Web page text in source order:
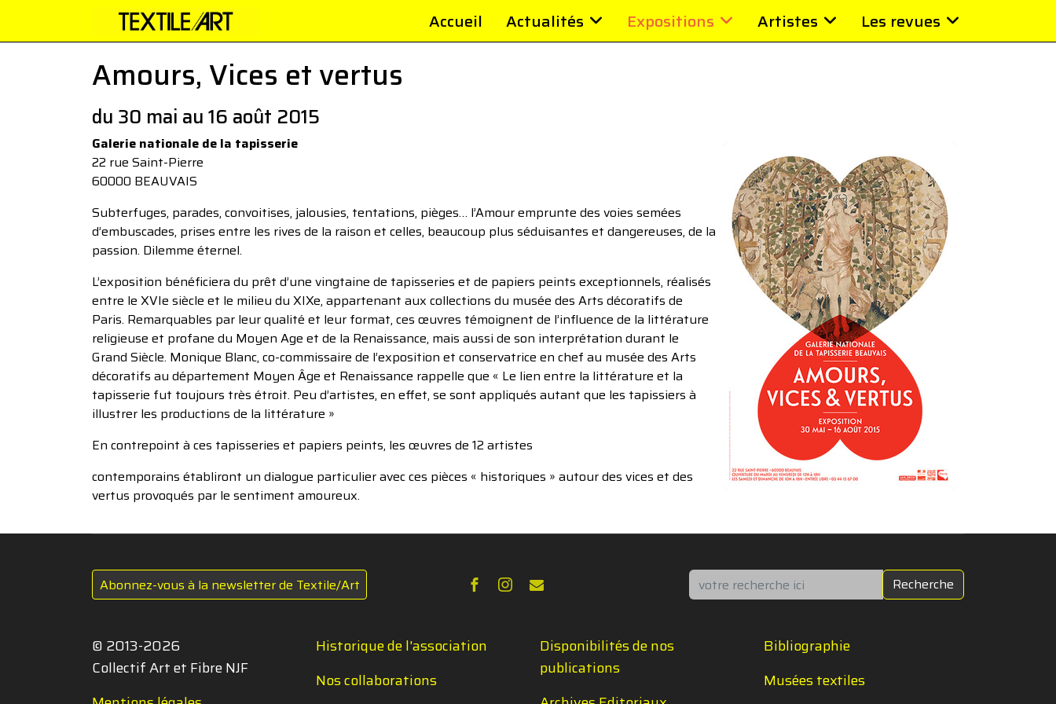
Accueil Actualités Expositions Artistes Les revues
Amours, Vices et vertus
du 30 mai au 16 août 2015
Galerie nationale de la tapisserie
22 rue Saint-Pierre
60000 BEAUVAIS
Subterfuges, parades, convoitises, jalousies, tentations, pièges… l’Amour emprunte des voies semées
d’embuscades, prises entre les rives de la raison et celles, beaucoup plus séduisantes et dangereuses, de la
passion. Dilemme éternel.
L’exposition bénéficiera du prêt d’une vingtaine de tapisseries et de papiers peints exceptionnels, réalisés
entre le XVIe siècle et le milieu du XIXe, appartenant aux collections du musée des Arts décoratifs de
Paris. Remarquables par leur qualité et leur format, ces œuvres témoignent de l’influence de la littérature
religieuse et profane du Moyen Age et de la Renaissance, mais aussi de son interprétation durant le
Grand Siècle. Monique Blanc, co-commissaire de l’exposition et conservatrice en chef au musée des Arts
décoratifs au département Moyen Âge et Renaissance rappelle que « Le lien entre la littérature et la
tapisserie fut toujours très étroit. Peu d’artistes, en effet, se sont appliqués autant que les tapissiers à
illustrer les productions de la littérature »
En contrepoint à ces tapisseries et papiers peints, les œuvres de 12 artistes
contemporains établiront un dialogue particulier avec ces pièces « historiques » autour des vices et des
vertus provoqués par le sentiment amoureux.
Abonnez-vous à la newsletter de Textile/Art Rechercher Recherche
© 2013-2026
Collectif Art et Fibre NJF
Historique de l'association
Nos collaborations
Disponibilités de nos
publications
Bibliographie
Musées textiles